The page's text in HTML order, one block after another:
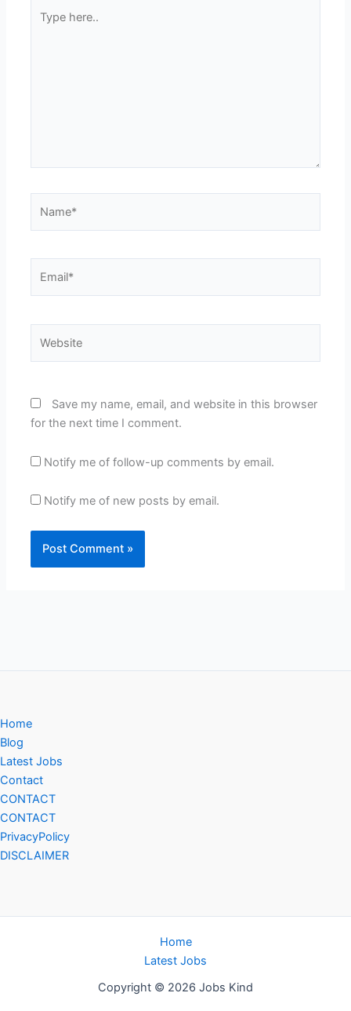
here..
Save my name, email, and website in this browser
for the next time I comment.
Notify me of follow-up comments by email.
Notify me of new posts by email.
Home
Blog
Latest Jobs
Contact
CONTACT
CONTACT
PrivacyPolicy
DISCLAIMER
Home
Latest Jobs
Copyright © 2026 Jobs Kind